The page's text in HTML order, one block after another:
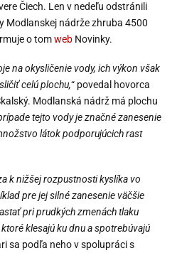
Čiech. Len v nedeľu odstránili
Modlanskej nádrže zhruba 4500
o tomweb Novinky.
na okysličenie vody, ich výkon však
celú plochu,“ povedal hovorca
Modlanská nádrž má plochu
tejto vody je značné zanesenie
látok podporujúcich rast
k nižšej rozpustnosti kyslíka vo
pre jej silné zanesenie väčšie
pri prudkých zmenách tlaku
klesajú ku dnu a spotrebúvajú
sa podľa neho v spolupráci s